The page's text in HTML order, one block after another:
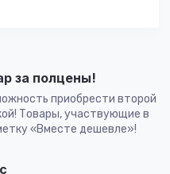
за полцены!
приобрести второй
Товары, участвующие в
«Вместе дешевле»!